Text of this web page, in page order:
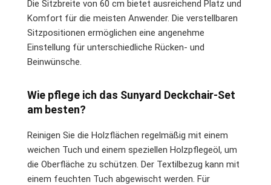
Die Sitzbreite von 60 cm bietet ausreichend Platz und
Komfort für die meisten Anwender. Die verstellbaren
Sitzpositionen ermöglichen eine angenehme
Einstellung für unterschiedliche Rücken- und
Beinwünsche.
Wie pflege ich das Sunyard Deckchair-Set
am besten?
Reinigen Sie die Holzflächen regelmäßig mit einem
weichen Tuch und einem speziellen Holzpflegeöl, um
die Oberfläche zu schützen. Der Textilbezug kann mit
einem feuchten Tuch abgewischt werden. Für